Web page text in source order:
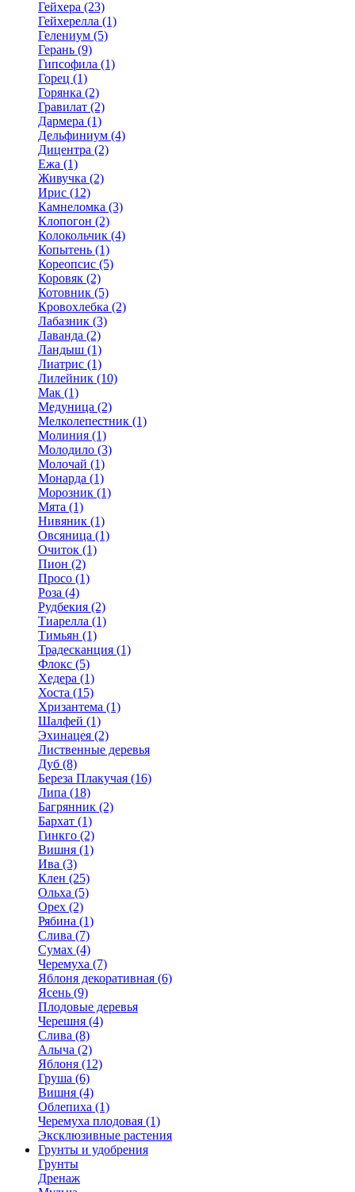
Гейхера (23)
Гейхерелла (1)
Гелениум (5)
Герань (9)
Гипсофила (1)
Горец (1)
Горянка (2)
Гравилат (2)
Дармера (1)
Дельфиниум (4)
Дицентра (2)
Ежа (1)
Живучка (2)
Ирис (12)
Камнеломка (3)
Клопогон (2)
Колокольчик (4)
Копытень (1)
Кореопсис (5)
Коровяк (2)
Котовник (5)
Кровохлебка (2)
Лабазник (3)
Лаванда (2)
Ландыш (1)
Лиатрис (1)
Лилейник (10)
Мак (1)
Медуница (2)
Мелколепестник (1)
Молиния (1)
Молодило (3)
Молочай (1)
Монарда (1)
Морозник (1)
Мята (1)
Нивяник (1)
Овсяница (1)
Очиток (1)
Пион (2)
Просо (1)
Роза (4)
Рудбекия (2)
Тиарелла (1)
Тимьян (1)
Традесканция (1)
Флокс (5)
Хедера (1)
Хоста (15)
Хризантема (1)
Шалфей (1)
Эхинацея (2)
Лиственные деревья
Дуб (8)
Береза Плакучая (16)
Липа (18)
Багрянник (2)
Бархат (1)
Гинкго (2)
Вишня (1)
Ива (3)
Клен (25)
Ольха (5)
Орех (2)
Рябина (1)
Слива (7)
Сумах (4)
Черемуха (7)
Яблоня декоративная (6)
Ясень (9)
Плодовые деревья
Черешня (4)
Слива (8)
Алыча (2)
Яблоня (12)
Груша (6)
Вишня (4)
Облепиха (1)
Черемуха плодовая (1)
Эксклюзивные растения
Грунты и удобрения
Грунты
Дренаж